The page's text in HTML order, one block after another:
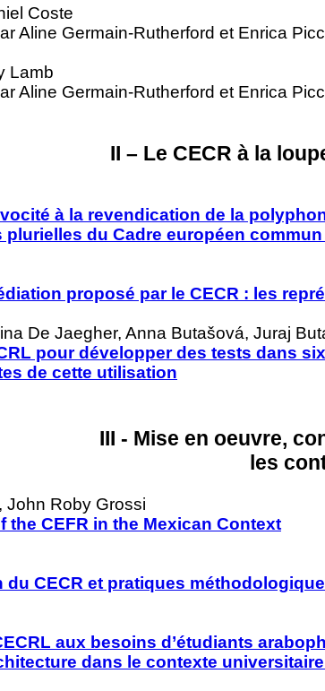
Coste
Aline Germain-Rutherford et Enrica
Lamb
Aline Germain-Rutherford et Enrica
II – Le CECR à la
à la revendication de la
plurielles du Cadre européen
proposé par le CECR : les
De Jaegher, Anna Butašová, Juraj
pour développer des tests dans
de cette utilisation
III - Mise en oeuvre,
les
John Roby Grossi
the CEFR in the Mexican Context
CECR et pratiques
aux besoins d’étudiants
dans le contexte